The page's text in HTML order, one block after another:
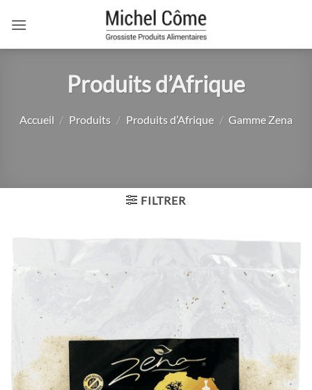
Produits d’Afrique
Accueil / Produits / Produits d’Afrique / Gamme Zena
FILTRER